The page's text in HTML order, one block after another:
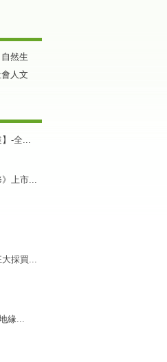
自然生
人文
-全...
上市...
採買...
緣...